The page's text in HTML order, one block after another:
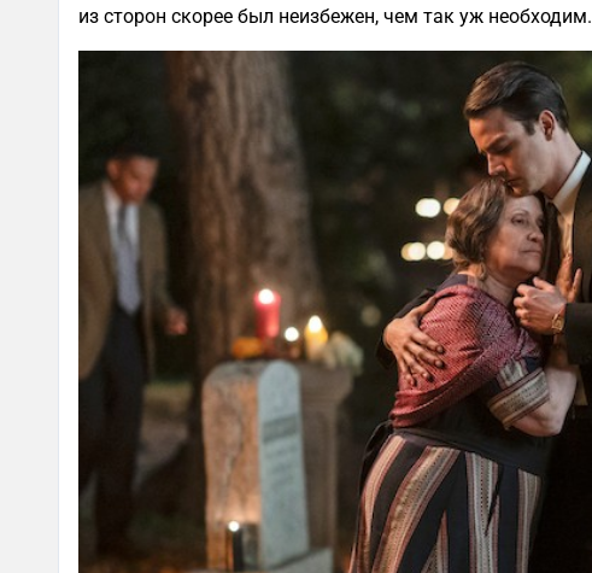
из сторон скорее был неизбежен, чем так уж необходим.